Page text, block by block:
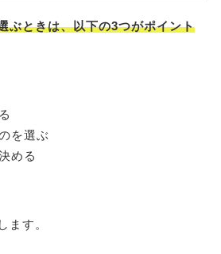
ぶときは、以下の3つがポイント
を選ぶ
める
ます。